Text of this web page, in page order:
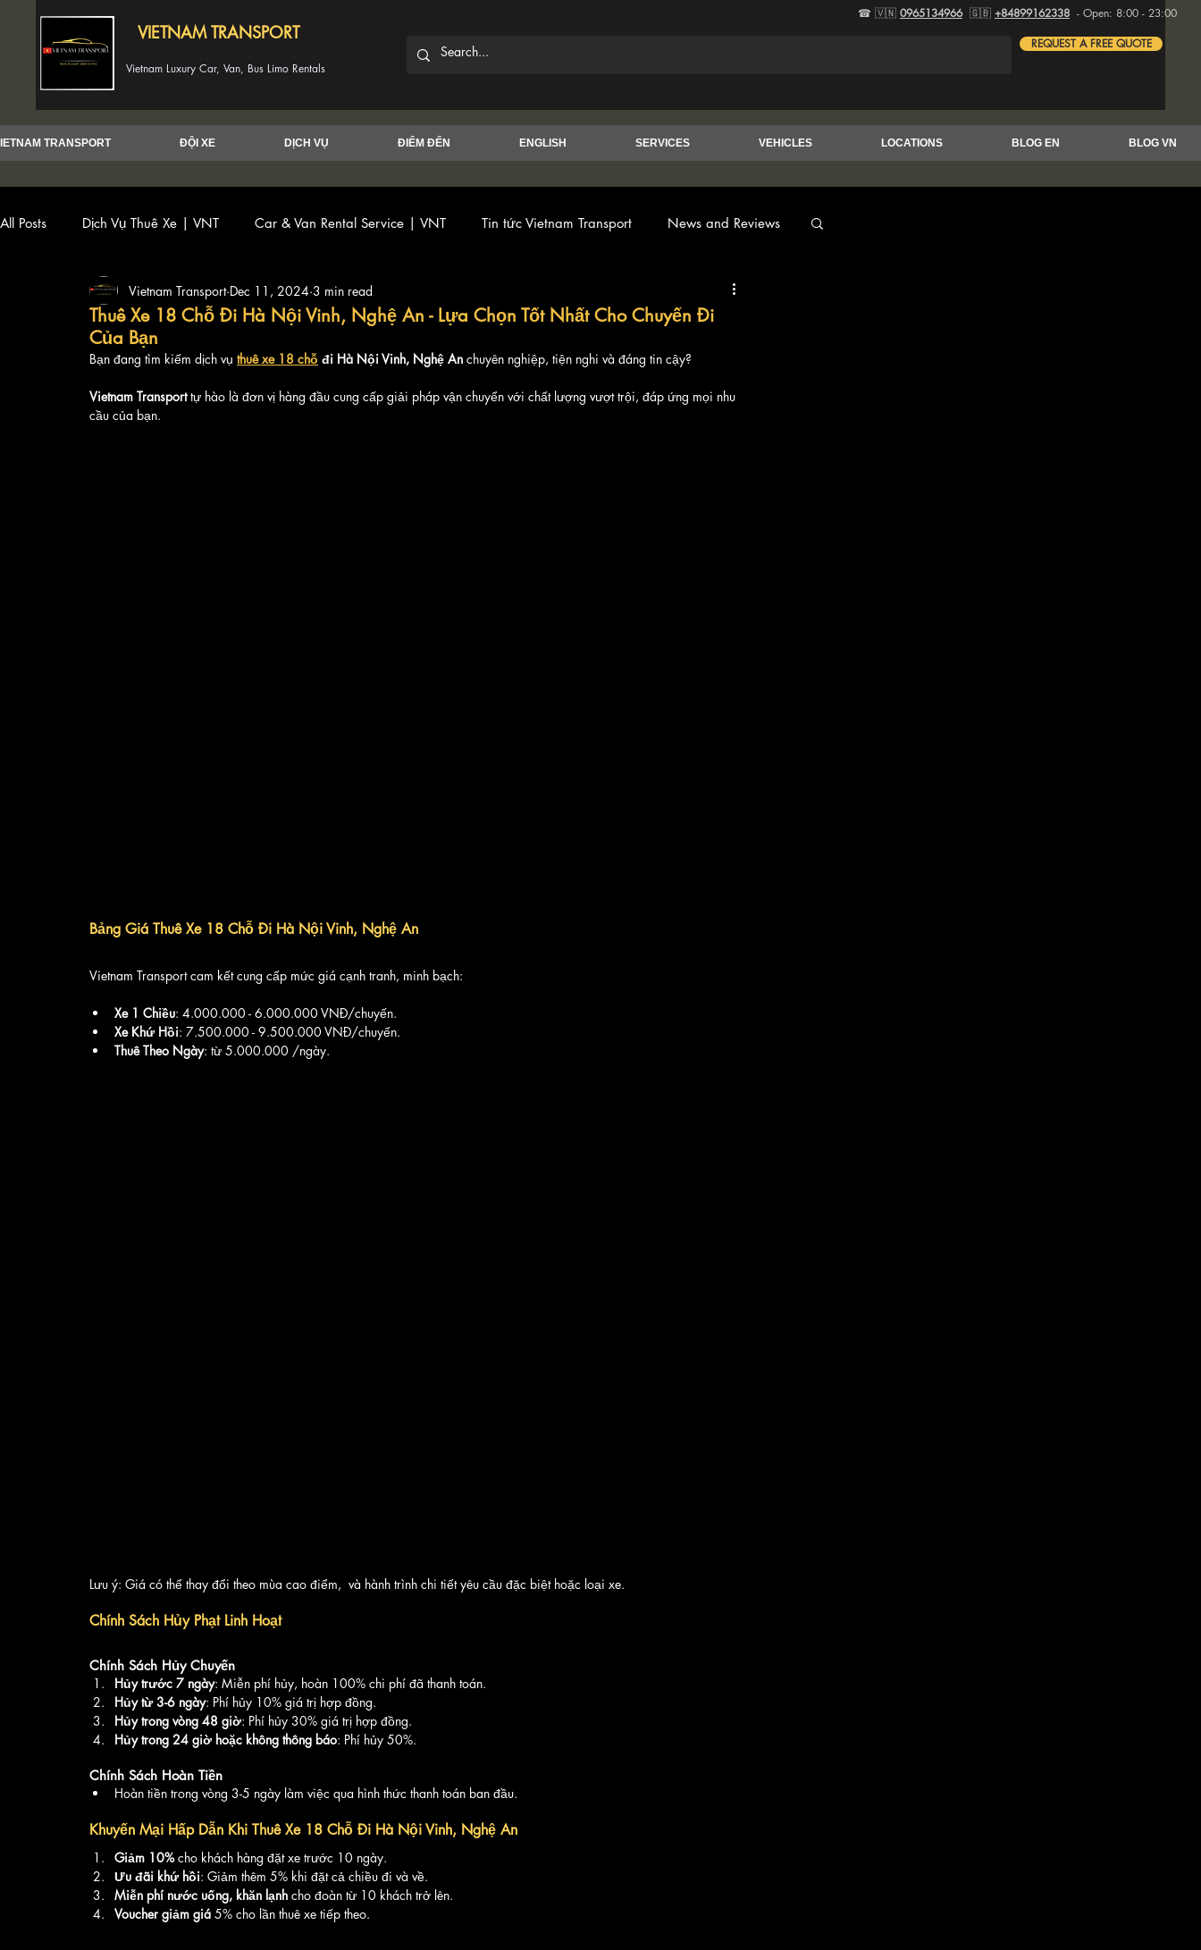
VIETNAM TRANSPORT
Vietnam Luxury Car, Van, Bus Limo Rentals
☎ 🇻🇳 0965134966🇬🇧 +84899162338 - Open: 8:00 - 23:00
REQUEST A FREE QUOTE
TRANSPORT ĐỘI XE DỊCH VỤ ĐIỂM ĐẾN ENGLISH SERVICES VEHICLES LOCATIONS BLOG EN BLOG VN
All Posts Dịch Vụ Thuê Xe | VNT Car & Van Rental Service | VNT Tin tức Vietnam Transport News and Reviews
Thuê Xe 18 Chỗ Đi Hà Nội Vinh, Nghệ An - Lựa Chọn Tốt Nhất Cho Chuyến Đi
Của Bạn
Vietnam Transport Dec 11, 2024 3 min read
Bạn đang tìm kiếm dịch vụ thuê xe 18 chỗ đi Hà Nội Vinh, Nghệ An chuyên nghiệp, tiện nghi và đáng tin cậy?
Vietnam Transport tự hào là đơn vị hàng đầu cung cấp giải pháp vận chuyển với chất lượng vượt trội, đáp ứng mọi nhu
cầu của bạn.
Bảng Giá Thuê Xe 18 Chỗ Đi Hà Nội Vinh, Nghệ An
Vietnam Transport cam kết cung cấp mức giá cạnh tranh, minh bạch:
Xe 1 Chiều: 4.000.000 - 6.000.000 VNĐ/chuyến.
Xe Khứ Hồi: 7.500.000 - 9.500.000 VNĐ/chuyến.
Thuê Theo Ngày: từ 5.000.000 /ngày.
Lưu ý: Giá có thể thay đổi theo mùa cao điểm,  và hành trình chi tiết yêu cầu đặc biệt hoặc loại xe.
Chính Sách Hủy Phạt Linh Hoạt
Chính Sách Hủy Chuyến
Hủy trước 7 ngày: Miễn phí hủy, hoàn 100% chi phí đã thanh toán.
Hủy từ 3-6 ngày: Phí hủy 10% giá trị hợp đồng.
Hủy trong vòng 48 giờ: Phí hủy 30% giá trị hợp đồng.
Hủy trong 24 giờ hoặc không thông báo: Phí hủy 50%.
Chính Sách Hoàn Tiền
Hoàn tiền trong vòng 3-5 ngày làm việc qua hình thức thanh toán ban đầu.
Khuyến Mại Hấp Dẫn Khi Thuê Xe 18 Chỗ Đi Hà Nội Vinh, Nghệ An
Giảm 10% cho khách hàng đặt xe trước 10 ngày.
Ưu đãi khứ hồi: Giảm thêm 5% khi đặt cả chiều đi và về.
Miễn phí nước uống, khăn lạnh cho đoàn từ 10 khách trở lên.
Voucher giảm giá 5% cho lần thuê xe tiếp theo.